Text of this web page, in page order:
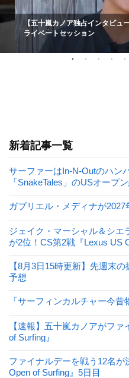
【五十嵐カノア独占インタビュ
ライベートセッション
新着記事一覧
サーファーはIn-N-Outのハン
「SnakeTales」のUSオープ
ガブリエル・メディナが2027
ジェイク・マーシャル＆シエ
が2位！CS第2戦『Lexus US
【8月3日15時更新】先週末
予想
「サーフィンカルチャー今昔
【速報】五十嵐カノアがフ
of Surfing』
ファイナルデーを戦う12名
Open of Surfing』5日目